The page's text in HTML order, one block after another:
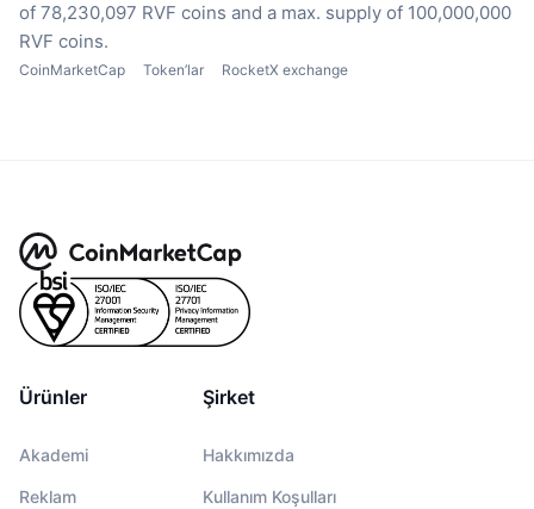
of 78,230,097 RVF coins and a max. supply of 100,000,000
RVF coins.
CoinMarketCap Token’lar RocketX exchange
Ürünler
Akademi
Reklam
Şirket
Hakkımızda
Kullanım Koşulları